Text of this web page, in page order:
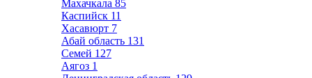
Махачкала 85
Каспийск 11
Хасавюрт 7
Абай область 131
Семей 127
Аягоз 1